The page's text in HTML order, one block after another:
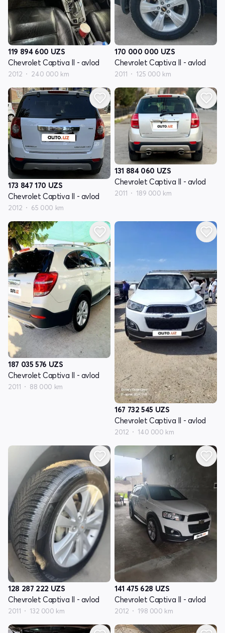
119 894 600 UZS
Chevrolet Captiva II - avlod
2012 240 000 km
170 000 000 UZS
Chevrolet Captiva II - avlod
2011 125 000 km
173 847 170 UZS
Chevrolet Captiva II - avlod
2012 65 000 km
131 884 060 UZS
Chevrolet Captiva II - avlod
2011 189 000 km
187 035 576 UZS
Chevrolet Captiva II - avlod
2011 88 000 km
167 732 545 UZS
Chevrolet Captiva II - avlod
2012 140 000 km
128 287 222 UZS
Chevrolet Captiva II - avlod
2011 132 000 km
141 475 628 UZS
Chevrolet Captiva II - avlod
2012 198 000 km